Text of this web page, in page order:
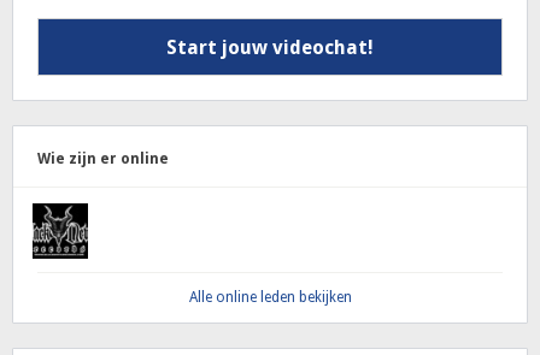
Start jouw videochat!
Wie zijn er online
Alle online leden bekijken